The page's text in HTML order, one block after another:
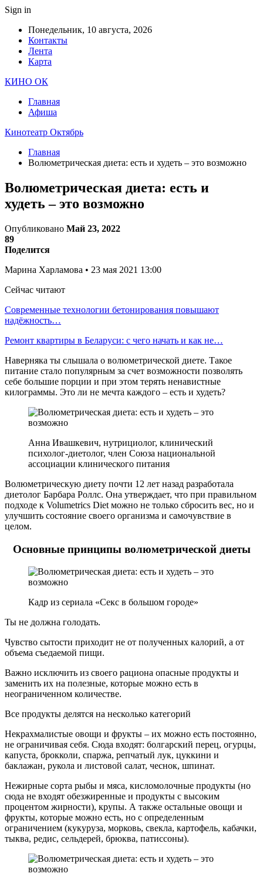
Sign in
Понедельник, 10 августа, 2026
Контакты
Лента
Карта
КИНО ОК
Главная
Афиша
Кинотеатр Октябрь
Главная
Волюметрическая диета: есть и худеть – это возможно
Волюметрическая диета: есть и
худеть – это возможно
Опубликовано Май 23, 2022
89
Поделится
Марина Харламова • 23 мая 2021 13:00
Сейчас читают
Современные технологии бетонирования повышают
надёжность…
Ремонт квартиры в Беларуси: с чего начать и как не…
Наверняка ты слышала о волюметрической диете. Такое
питание стало популярным за счет возможности позволять
себе большие порции и при этом терять ненавистные
килограммы. Это ли не мечта каждого – есть и худеть?
Анна Ивашкевич, нутрициолог, клинический
психолог-диетолог, член Союза национальной
ассоциации клинического питания
Волюметрическую диету почти 12 лет назад разработала
диетолог Барбара Роллс. Она утверждает, что при правильном
подходе к Volumetrics Diet можно не только сбросить вес, но и
улучшить состояние своего организма и самочувствие в
целом.
Основные принципы волюметрической диеты
Кадр из сериала «Секс в большом городе»
Ты не должна голодать.
Чувство сытости приходит не от полученных калорий, а от
объема съедаемой пищи.
Важно исключить из своего рациона опасные продукты и
заменить их на полезные, которые можно есть в
неограниченном количестве.
Все продукты делятся на несколько категорий
Некрахмалистые овощи и фрукты – их можно есть постоянно,
не ограничивая себя. Сюда входят: болгарский перец, огурцы,
капуста, брокколи, спаржа, репчатый лук, цуккини и
баклажан, рукола и листовой салат, чеснок, шпинат.
Нежирные сорта рыбы и мяса, кисломолочные продукты (но
сюда не входят обезжиренные и продукты с высоким
процентом жирности), крупы. А также остальные овощи и
фрукты, которые можно есть, но с определенным
ограничением (кукуруза, морковь, свекла, картофель, кабачки,
тыква, редис, сельдерей, брюква, патиссоны).